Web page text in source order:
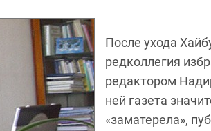
После ухода
редколлегия
редактором
ней газета
«заматерела»,